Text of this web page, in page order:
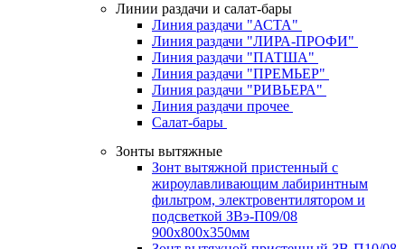
Линии раздачи и салат-бары
Линия раздачи "АСТА"
Линия раздачи "ЛИРА-ПРОФИ"
Линия раздачи "ПАТША"
Линия раздачи "ПРЕМЬЕР"
Линия раздачи "РИВЬЕРА"
Линия раздачи прочее
Салат-бары
Зонты вытяжные
Зонт вытяжной пристенный с
жироулавливающим лабиринтным
фильтром, электровентилятором и
подсветкой ЗВэ-П09/08
900х800х350мм